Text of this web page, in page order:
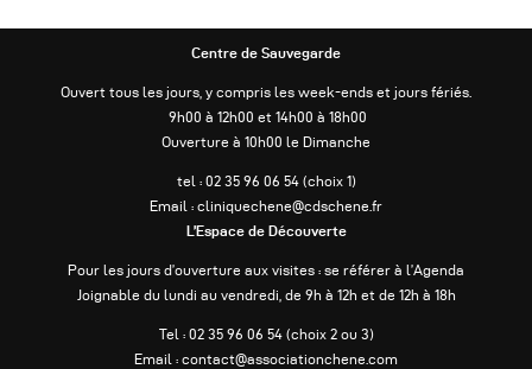
Centre de Sauvegarde
Ouvert tous les jours, y compris les week-ends et jours fériés.
9h00 à 12h00 et 14h00 à 18h00
Ouverture à 10h00 le Dimanche
tel : 02 35 96 06 54 (choix 1)
Email : cliniquechene@cdschene.fr
L’Espace de Découverte
Pour les jours d’ouverture aux visites : se référer à l’Agenda
Joignable du lundi au vendredi, de 9h à 12h et de 12h à 18h
Tel : 02 35 96 06 54 (choix 2 ou 3)
Email : contact@associationchene.com